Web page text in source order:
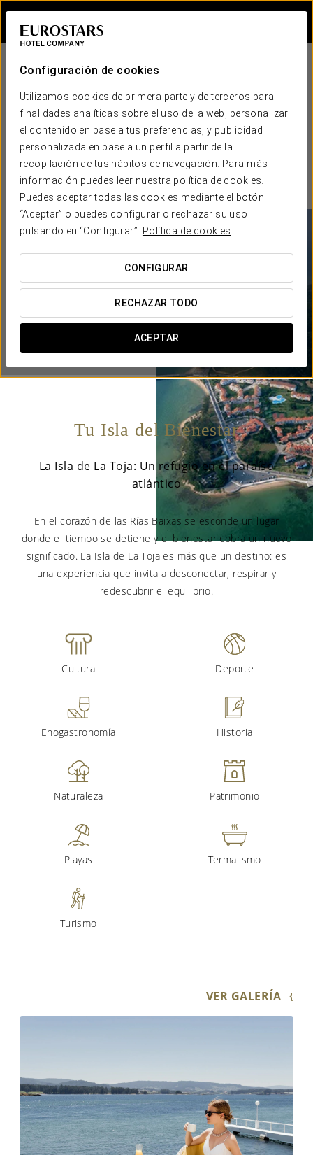
Configuración de cookies
Utilizamos cookies de primera parte y de terceros para
finalidades analíticas sobre el uso de la web, personalizar
el contenido en base a tus preferencias, y publicidad
personalizada en base a un perfil a partir de la
recopilación de tus hábitos de navegación. Para más
información puedes leer nuestra política de cookies.
Puedes aceptar todas las cookies mediante el botón
“Aceptar” o puedes configurar o rechazar su uso
pulsando en “Configurar”.
Política de cookies
CONFIGURAR
RECHAZAR TODO
ACEPTAR
Tu Isla del Bienestar
La Isla de La Toja: Un refugio en el paraíso
atlántico
En el corazón de las Rías Baixas se esconde un lugar
donde el tiempo se detiene y el bienestar cobra un nuevo
significado. La Isla de La Toja es más que un destino: es
una experiencia que invita a desconectar, respirar y
redescubrir el equilibrio.
Cultura Deporte
Enogastronomía Historia
Naturaleza Patrimonio
Playas Termalismo
Turismo
VER GALERÍA